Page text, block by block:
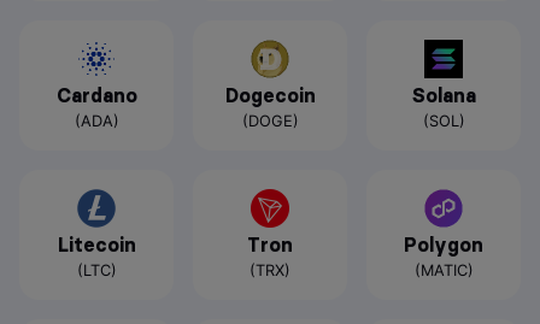
Cardano
(ADA)
Dogecoin
(DOGE)
Solana
(SOL)
Litecoin
(LTC)
Tron
(TRX)
Polygon
(MATIC)